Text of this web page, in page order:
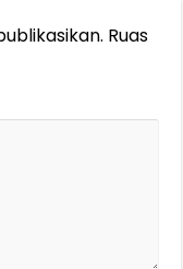
Ruas